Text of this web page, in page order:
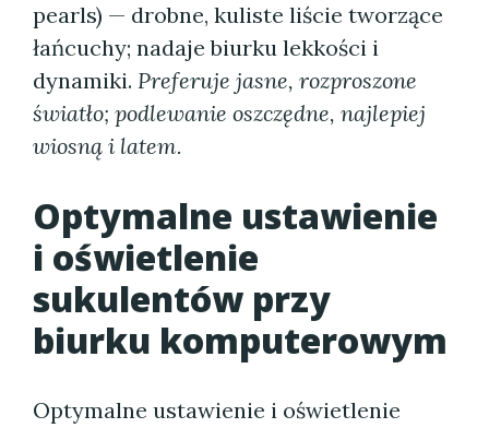
pearls) — drobne, kuliste liście tworzące
łańcuchy; nadaje biurku lekkości i
dynamiki. Preferuje jasne, rozproszone
światło; podlewanie oszczędne, najlepiej
wiosną i latem.
Optymalne ustawienie
i oświetlenie
sukulentów przy
biurku komputerowym
Optymalne ustawienie i oświetlenie